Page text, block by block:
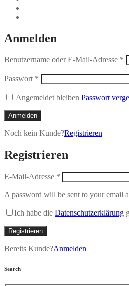
Anmelden
Benutzername oder E-Mail-Adresse *
Passwort *
Angemeldet bleiben Passwort
Anmelden
Noch kein Kunde?Registrieren
Registrieren
E-Mail-Adresse *
A password will be sent to your email
Ich habe die Datenschutzerklärung
Registrieren
Bereits Kunde?Anmelden
Search